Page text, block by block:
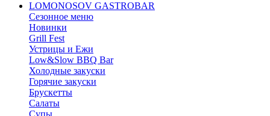
LOMONOSOV GASTROBAR
Сезонное меню
Новинки
Grill Fest
Устрицы и Ежи
Low&Slow BBQ Bar
Холодные закуски
Горячие закуски
Брускетты
Салаты